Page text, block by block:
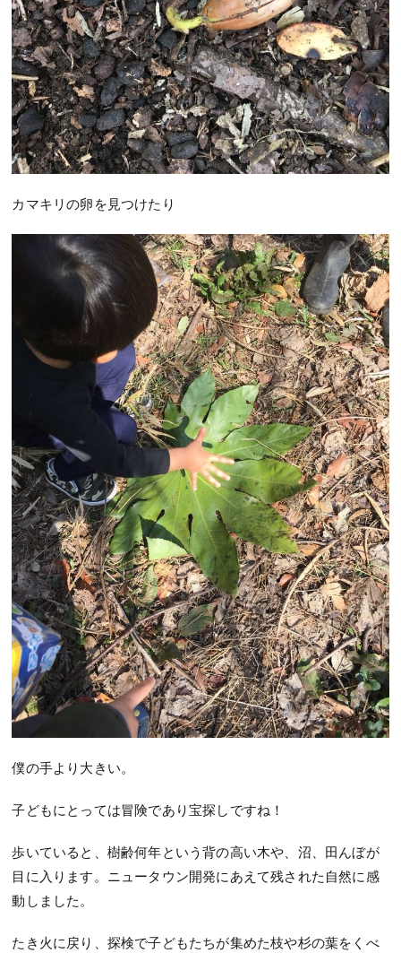
カマキリの卵を見つけたり
僕の手より大きい。
子どもにとっては冒険であり宝探しですね！
歩いていると、樹齢何年という背の高い木や、沼、田んぼが
目に入ります。ニュータウン開発にあえて残された自然に感
動しました。
たき火に戻り、探検で子どもたちが集めた枝や杉の葉をくべ